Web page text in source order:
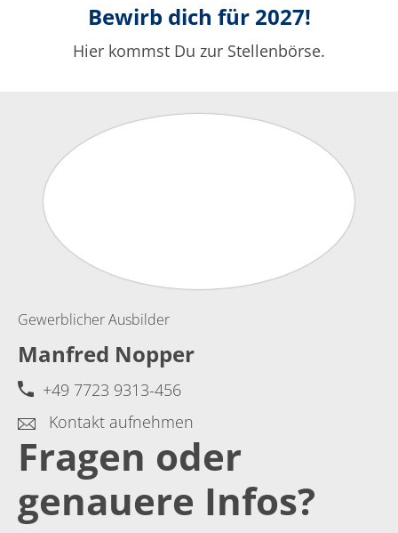
Bewirb dich für 2027!
Hier kommst Du zur Stellenbörse.
Gewerblicher Ausbilder
Manfred Nopper
+49 7723 9313-456
Kontakt aufnehmen
Fragen oder
genauere Infos?